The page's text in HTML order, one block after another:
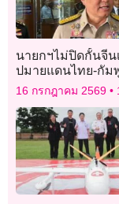
นายกฯไม่ปิดกั้นจีน
ปมายแดนไทย-กัม
16 กรกฎาคม 2569